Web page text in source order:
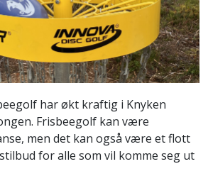
har økt kraftig i Knyken
Frisbeegolf kan være
men det kan også være et flott
for alle som vil komme seg ut